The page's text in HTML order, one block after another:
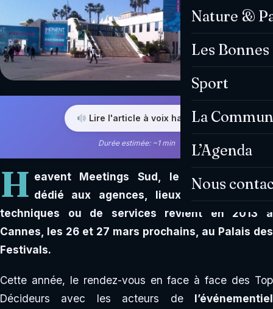
Nature &
Les
Sport
La
L’Agenda
Nous
Lire l'article à voix haute
Durée estimée: ~1 min
H eavent Meetings Sud, le salon business
dédié aux agences, lieux et prestataires
techniques ou de services revient en 2013 à
Cannes, les 26 et 27 mars prochains, au Palais des
Festivals.
Cette année, le rendez-vous en face à face des Top
Décideurs avec les acteurs de l’événementiel